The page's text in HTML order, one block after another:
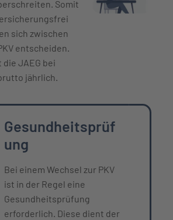
Somit
sich zwischen
entscheiden.
die JAEG bei
jährlich.
Gesundheitsprüf
ung
Bei einem Wechsel zur PKV
ist in der Regel eine
Gesundheitsprüfung
erforderlich. Diese dient der